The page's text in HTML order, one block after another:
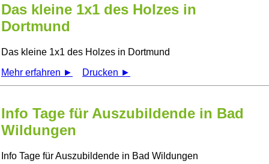
Das kleine 1x1 des Holzes in
Dortmund
Das kleine 1x1 des Holzes in Dortmund
Mehr erfahren ►
Drucken ►
Info Tage für Auszubildende in Bad
Wildungen
Info Tage für Auszubildende in Bad Wildungen